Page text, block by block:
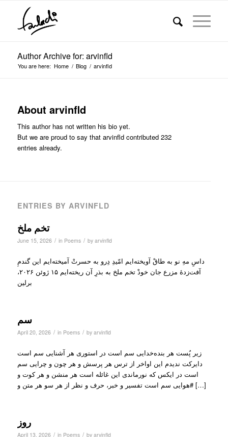
Author Archive for: arvinfld
You are here: Home / Blog / arvinfld
About arvinfld
This author has not written his bio yet.
But we are proud to say that arvinfldcontributed 232
entries already.
ENTRIES BY ARVINFLD
تخم ملخ
June 15, 2026 / in Poems / by arvinfld
‏داسِ مهِ نو به طاقْ آویخته‌ایم ‏امّیدِ دِرو به حسرتْ آمیخته‌ایم ‏این گندمِ
آفت‌زدهٔ مزرع جان ‏خودْ تخم ملخ به بذرِ آن ریخته‌ایم ‏۱۵ ژوئن ۲۰۲۶،
برلین
سم
April 20, 2026 / in Poems / by arvinfld
‏زیر پُست هر بنده‌خدایی سم است ‏در استوری هر آشنایی سم است
‏دایرکت ندیدم این اواخر از ترس ‏هر پرسش و هر چون و چرایی سم
است ‏در ایکس که نورماندی این غائله است ‏هر منشن و هر کوت و
⁧‫#هوایی‬⁩ سم است ‏تفسیر‌ و خبر، حرف و نظر از هر سو ‏هر متن ‌و […]
روز
April 13, 2026 / in Poems / by arvinfld